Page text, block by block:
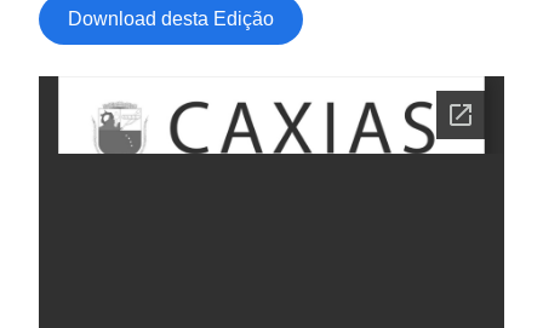
Download desta Edição